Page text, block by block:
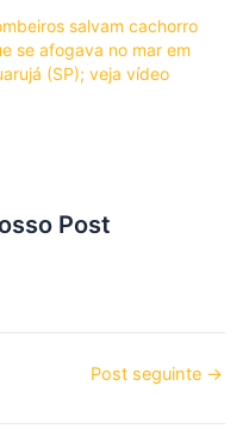
salvam cachorro
se afogava no mar em
(SP); veja vídeo
Post
Post seguinte →